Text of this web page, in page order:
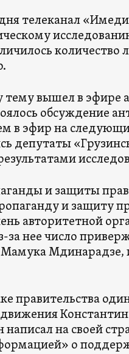
телеканал
тему вышел в
обсуждение
эфир на
депутаты
и защиты
и защиту
авторитетной
за нее число
Мдинарадзе,
правительства
на своей
о